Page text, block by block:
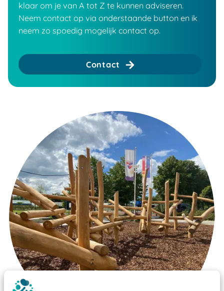
klaar om je van A tot Z te kunnen adviseren.
Neem contact op via onderstaande button en ik
neem zo spoedig mogelijk contact op.
Contact